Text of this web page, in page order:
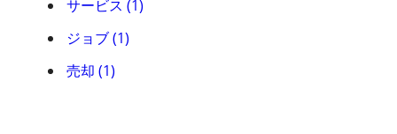
サービス (1)
ジョブ (1)
売却 (1)